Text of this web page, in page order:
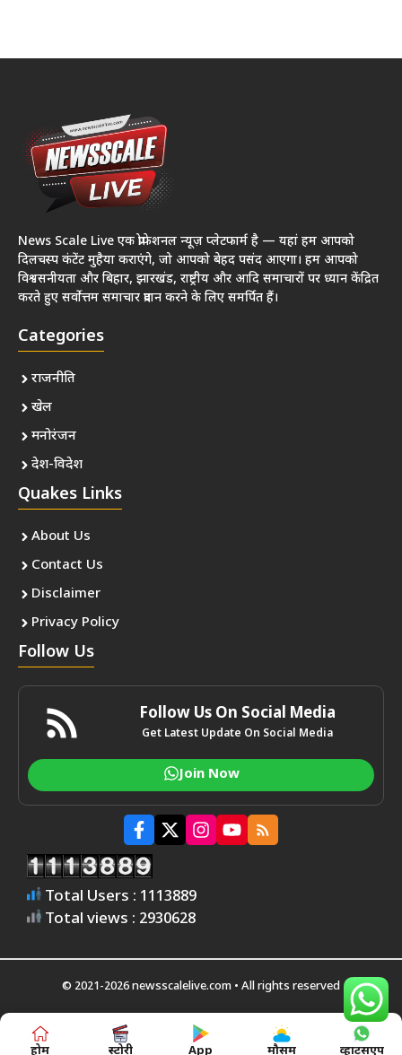
News Scale Live एक प्रोफेशनल न्यूज़ प्लेटफार्म है — यहां हम आपको
दिलचस्प कंटेंट मुहैया कराएंगे, जो आपको बेहद पसंद आएगा। हम आपको
विश्वसनीयता और बिहार, झारखंड, राष्ट्रीय और आदि समाचारों पर ध्यान केंद्रित
करते हुए सर्वोत्तम समाचार प्रदान करने के लिए समर्पित हैं।
Categories
राजनीति
खेल
मनोरंजन
देश-विदेश
Quakes Links
About Us
Contact Us
Disclaimer
Privacy Policy
Follow Us
Follow Us On Social Media
Get Latest Update On Social Media
Join Now
Total Users : 1113889
Total views : 2930628
© 2021-2026 newsscalelive.com • All rights reserved
होम स्टोरी App मौसम व्हाट्सएप